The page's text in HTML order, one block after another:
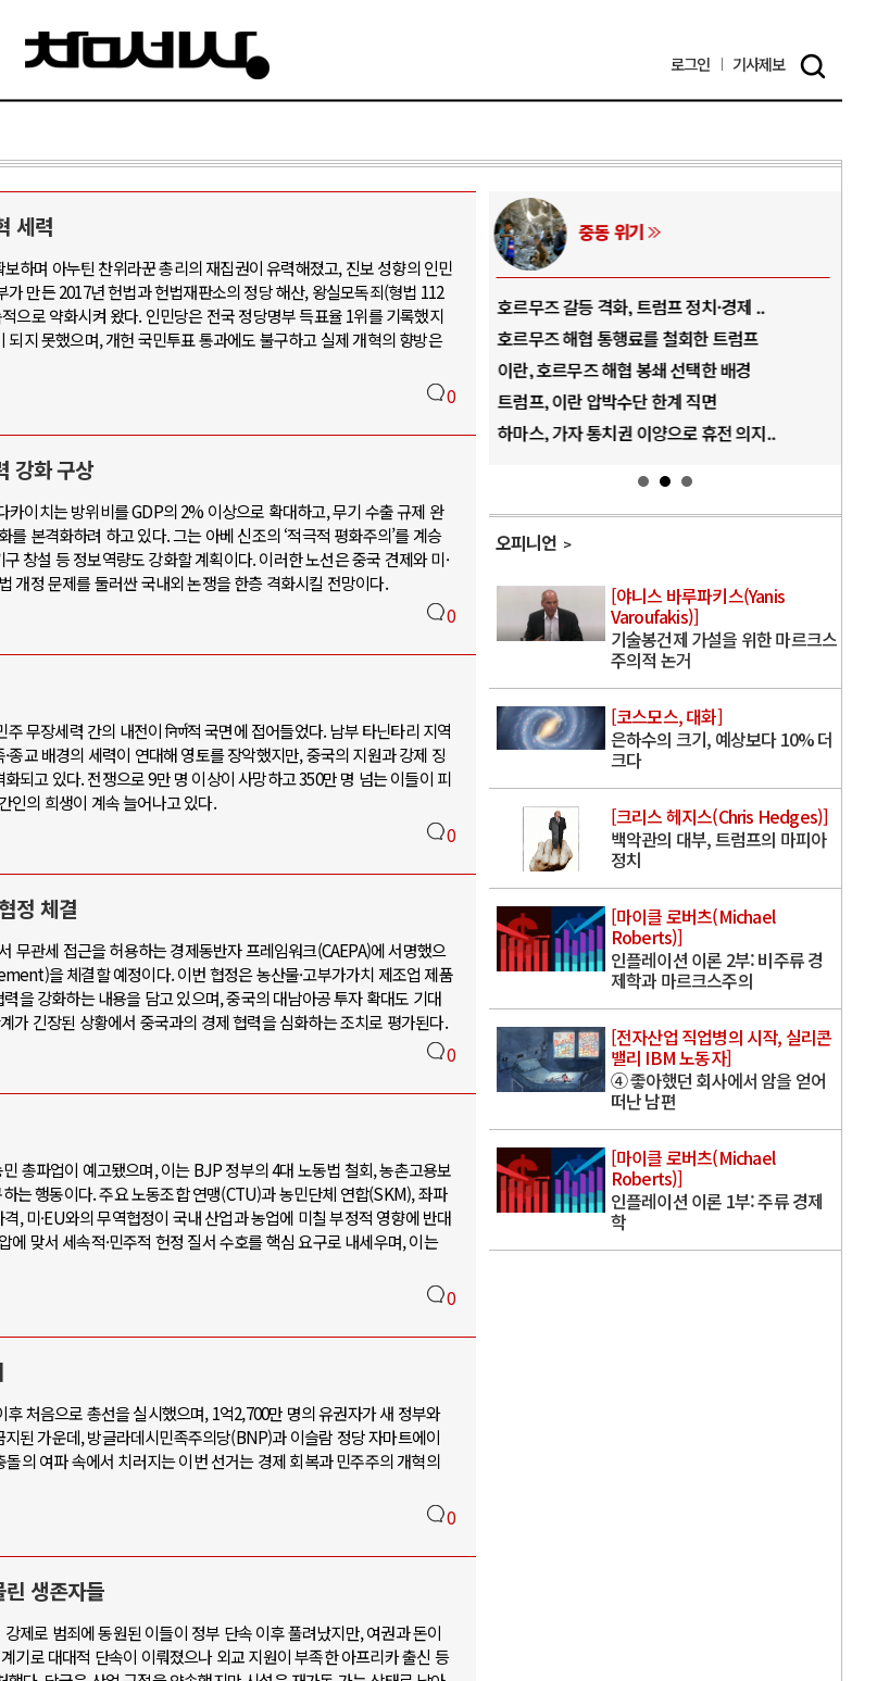
로그인 기사제보
세력
하며 아누틴 찬위라꾼 총리의 재집권이 유력해졌고, 진보 성향의 인민
만든 2017년 헌법과 헌법재판소의 정당 해산, 왕실모독죄(형법 112
으로 약화시켜 왔다. 인민당은 전국 정당명부 득표율 1위를 기록했지
지 못했으며, 개헌 국민투표 통과에도 불구하고 실제 개혁의 향방은
0
강화 구상
이치는 방위비를 GDP의 2% 이상으로 확대하고, 무기 수출 규제 완
본격화하려 하고 있다. 그는 아베 신조의 ‘적극적 평화주의’를 계승
창설 등 정보역량도 강화할 계획이다. 이러한 노선은 중국 견제와 미·
개정 문제를 둘러싼 국내외 논쟁을 한층 격화시킬 전망이다.
0
무장세력 간의 내전이 निर्ण적 국면에 접어들었다. 남부 타닌타리 지역
교 배경의 세력이 연대해 영토를 장악했지만, 중국의 지원과 강제 징
되고 있다. 전쟁으로 9만 명 이상이 사망하고 350만 명 넘는 이들이 피
인의 희생이 계속 늘어나고 있다.
0
정 체결
무관세 접근을 허용하는 경제동반자 프레임워크(CAEPA)에 서명했으
을 체결할 예정이다. 이번 협정은 농산물·고부가가치 제조업 제품
을 강화하는 내용을 담고 있으며, 중국의 대남아공 투자 확대도 기대
긴장된 상황에서 중국과의 경제 협력을 심화하는 조치로 평가된다.
0
총파업이 예고됐으며, 이는 BJP 정부의 4대 노동법 철회, 농촌고용보
는 행동이다. 주요 노동조합 연맹(CTU)과 농민단체 연합(SKM), 좌파
, 미·EU와의 무역협정이 국내 산업과 농업에 미칠 부정적 영향에 반대
맞서 세속적·민주적 헌정 질서 수호를 핵심 요구로 내세우며, 이는
0
처음으로 총선을 실시했으며, 1억2,700만 명의 유권자가 새 정부와
된 가운데, 방글라데시민족주의당(BNP)과 이슬람 정당 자마트에이
의 여파 속에서 치러지는 이번 선거는 경제 회복과 민주주의 개혁의
0
생존자들
제로 범죄에 동원된 이들이 정부 단속 이후 풀려났지만, 여권과 돈이
기로 대대적 단속이 이뤄졌으나 외교 지원이 부족한 아프리카 출신 등
시..
진영 ..
글로..
산..
식하고 ..
전쟁의 추상화: 우크라이나, 대리전의 역..
EU·우크라이나 드론 협력 직후, 러시아..
러·우크라, 대규모 공습 주고받아…민간 ..
중동 위기
호르무즈 갈등 격화, 트럼프 정치·경제 ..
호르무즈 해협 통행료를 철회한 트럼프
이란, 호르무즈 해협 봉쇄 선택한 배경
트럼프, 이란 압박수단 한계 직면
하마스, 가자 통치권 이양으로 휴전 의지..
오피니언
[야니스 바루파키스(Yanis
Varoufakis)]
기술봉건제 가설을 위한 마르크스
주의적 논거
[코스모스, 대화]
은하수의 크기, 예상보다 10% 더
크다
[크리스 헤지스(Chris Hedges)]
백악관의 대부, 트럼프의 마피아
정치
[마이클 로버츠(Michael
Roberts)]
인플레이션 이론 2부: 비주류 경
제학과 마르크스주의
[전자산업 직업병의 시작, 실리콘
밸리 IBM 노동자]
④ 좋아했던 회사에서 암을 얻어
떠난 남편
[마이클 로버츠(Michael
Roberts)]
인플레이션 이론 1부: 주류 경제
학